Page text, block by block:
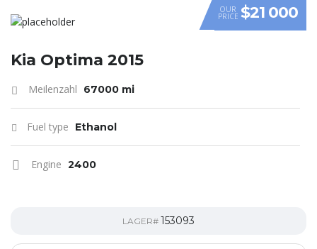
OUR
PRICE $21 000
Kia Optima 2015
Meilenzahl 67000 mi
Fuel type Ethanol
Engine 2400
LAGER# 153093